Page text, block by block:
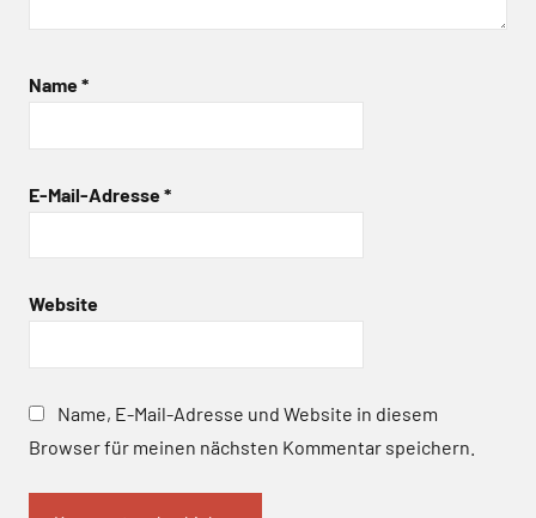
Name*
E-Mail-Adresse*
Website
Name, E-Mail-Adresse und Website in diesem
Browser für meinen nächsten Kommentar speichern.